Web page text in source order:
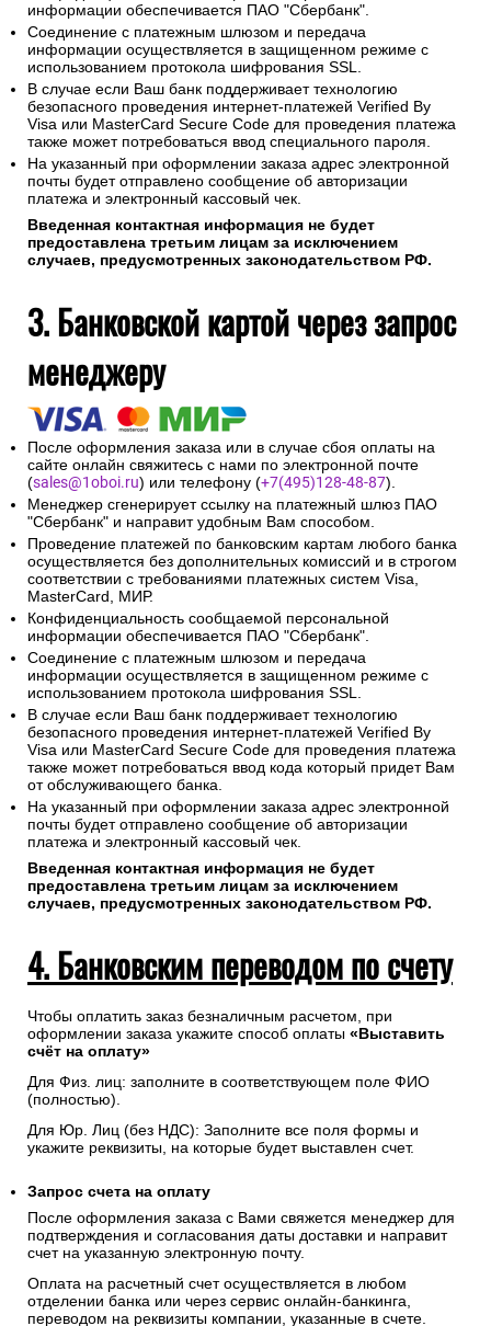
информации обеспечивается ПАО "Сбербанк".
Соединение с платежным шлюзом и передача
информации осуществляется в защищенном режиме с
использованием протокола шифрования SSL.
В случае если Ваш банк поддерживает технологию
безопасного проведения интернет-платежей Verified By
Visa или MasterCard Secure Code для проведения платежа
также может потребоваться ввод специального пароля.
На указанный при оформлении заказа адрес электронной
почты будет отправлено сообщение об авторизации
платежа и электронный кассовый чек.
Введенная контактная информация не будет
предоставлена третьим лицам за исключением
случаев, предусмотренных законодательством РФ.
3. Банковской картой через запрос
менеджеру
После оформления заказа или в случае сбоя оплаты на
сайте онлайн свяжитесь с нами по электронной почте
(sales@1oboi.ru) или телефону (+7(495)128-48-87).
Менеджер сгенерирует ссылку на платежный шлюз ПАО
"Сбербанк" и направит удобным Вам способом.
Проведение платежей по банковским картам любого банка
осуществляется без дополнительных комиссий и в строгом
соответствии с требованиями платежных систем Visa,
MasterCard, МИР.
Конфиденциальность сообщаемой персональной
информации обеспечивается ПАО "Сбербанк".
Соединение с платежным шлюзом и передача
информации осуществляется в защищенном режиме с
использованием протокола шифрования SSL.
В случае если Ваш банк поддерживает технологию
безопасного проведения интернет-платежей Verified By
Visa или MasterCard Secure Code для проведения платежа
также может потребоваться ввод кода который придет Вам
от обслуживающего банка.
На указанный при оформлении заказа адрес электронной
почты будет отправлено сообщение об авторизации
платежа и электронный кассовый чек.
Введенная контактная информация не будет
предоставлена третьим лицам за исключением
случаев, предусмотренных законодательством РФ.
4. Банковским переводом по счету
Чтобы оплатить заказ безналичным расчетом, при
оформлении заказа укажите способ оплаты «Выставить
счёт на оплату»
Для Физ. лиц: заполните в соответствующем поле ФИО
(полностью).
Для Юр. Лиц (без НДС): Заполните все поля формы и
укажите реквизиты, на которые будет выставлен счет.
Запрос счета на оплату
После оформления заказа с Вами свяжется менеджер для
подтверждения и согласования даты доставки и направит
счет на указанную электронную почту.
Оплата на расчетный счет осуществляется в любом
отделении банка или через сервис онлайн-банкинга,
переводом на реквизиты компании, указанные в счете.